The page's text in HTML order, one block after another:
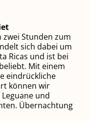
Stunden zum
sich dabei um
Ricas und ist bei
Mit einem
eindrückliche
können wir
und
Übernachtung